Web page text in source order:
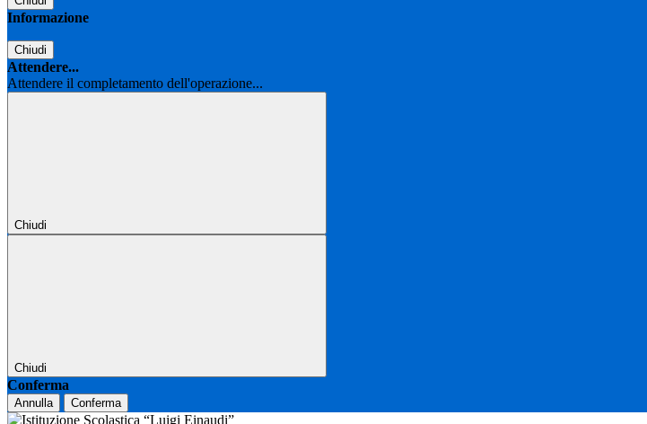
Informazione
Chiudi
Attendere...
Attendere il completamento dell'operazione...
Chiudi
Chiudi
Conferma
Annulla Conferma